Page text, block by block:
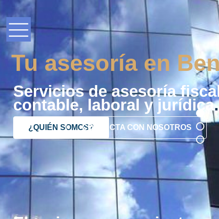
Tu asesoría en
Servicios de asesoría
contable, laboral y jurídica.
¿QUIÉN SOMOS?CONTACTA CON NOSOTROS